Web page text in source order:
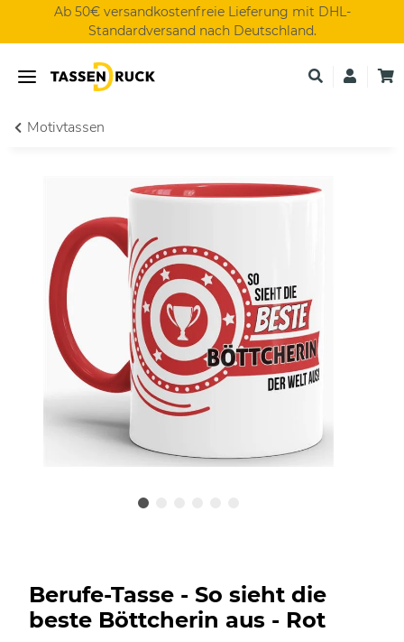
Ab 50€ versandkostenfreie Lieferung mit DHL-
Standardversand nach Deutschland.
Motivtassen
Berufe-Tasse - So sieht die
beste Böttcherin aus - Rot